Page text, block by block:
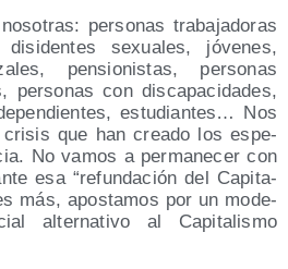
per­so­nas tra­ba­ja­do­ras
sexua­les, jóve­nes,
pen­sio­nis­tas, per­so­nas
per­so­nas con dis­ca­pa­ci­da­des,
estu­dian­tes… Nos
cri­sis que han crea­do los espe­
No vamos a per­ma­ne­cer con
esa “refun­da­ción del Capi­ta­
más, apos­ta­mos por un mode­
alter­na­ti­vo al Capi­ta­lis­mo